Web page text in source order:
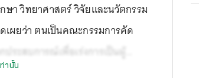
า วิทยาศาสตร์ วิจัยและนวัตกรรม
เผยว่า ตนเป็นคณะกรรมการคัด
ระสบการณ์เพื่อเร่งการเป็นผู้
คร่วมกับพันธมิตรระหว่างประเทศ
านั้น